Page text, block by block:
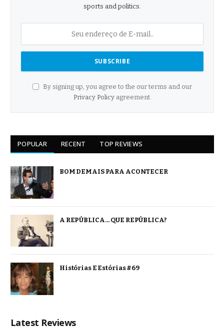
sports and politics.
By signing up, you agree to the our terms and our
Privacy Policyagreement.
POPULAR RECENT TOP REVIEWS
BOM DEMAIS PARA ACONTECER
A REPÚBLICA… QUE REPÚBLICA?
Histórias E Estórias #69
Latest Reviews